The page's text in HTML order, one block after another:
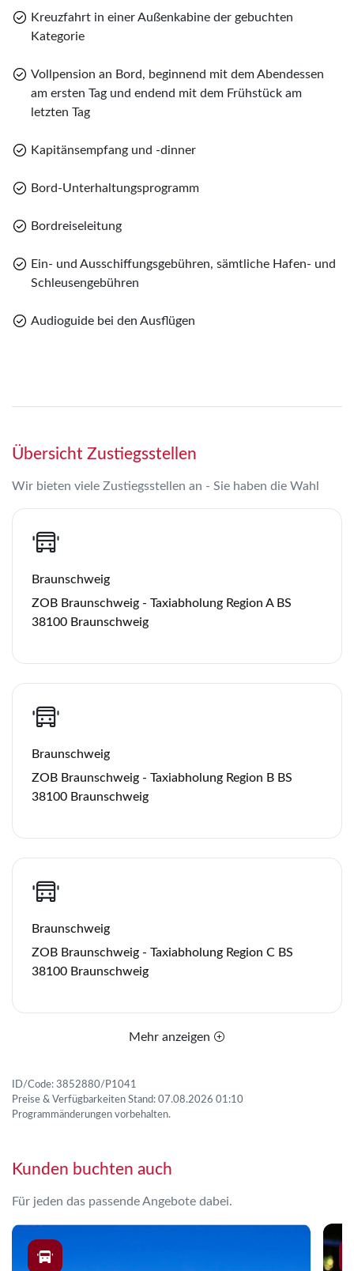
Kreuzfahrt in einer Außenkabine der gebuchten
Kategorie
Vollpension an Bord, beginnend mit dem Abendessen
am ersten Tag und endend mit dem Frühstück am
letzten Tag
Kapitänsempfang und -dinner
Bord-Unterhaltungsprogramm
Bordreiseleitung
Ein- und Ausschiffungsgebühren, sämtliche Hafen- und
Schleusengebühren
Audioguide bei den Ausflügen
Übersicht Zustiegsstellen
Wir bieten viele Zustiegsstellen an - Sie haben die Wahl
Braunschweig
ZOB Braunschweig - Taxiabholung Region A BS
38100 Braunschweig
Braunschweig
ZOB Braunschweig - Taxiabholung Region B BS
38100 Braunschweig
Braunschweig
ZOB Braunschweig - Taxiabholung Region C BS
38100 Braunschweig
Mehr anzeigen
ID/Code: 3852880/P1041
Preise & Verfügbarkeiten Stand: 07.08.2026 01:10
Programmänderungen vorbehalten.
Kunden buchten auch
Für jeden das passende Angebote dabei.